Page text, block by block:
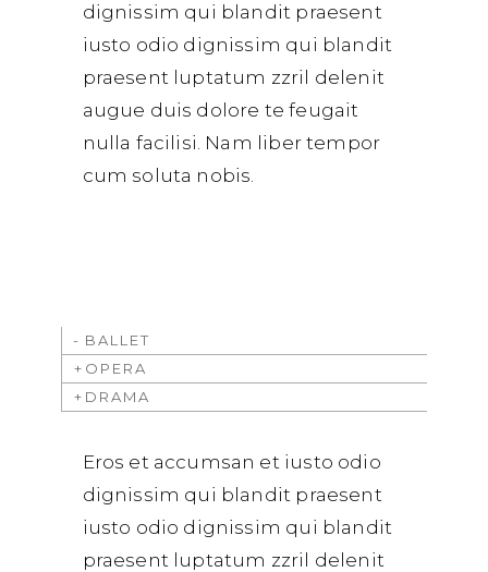
dignissim qui blandit praesent
iusto odio dignissim qui blandit
praesent luptatum zzril delenit
augue duis dolore te feugait
nulla facilisi. Nam liber tempor
cum soluta nobis.
BALLET
OPERA
DRAMA
Eros et accumsan et iusto odio
dignissim qui blandit praesent
iusto odio dignissim qui blandit
praesent luptatum zzril delenit